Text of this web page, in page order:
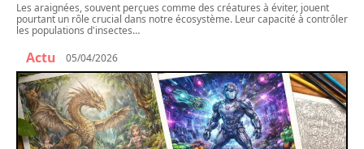
Les araignées, souvent perçues comme des créatures à éviter, jouent
pourtant un rôle crucial dans notre écosystème. Leur capacité à contrôler
les populations d'insectes…
Actu 05/04/2026